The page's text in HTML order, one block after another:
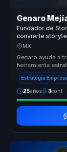
Genaro
Fundador de
convierte
para empresas y
MX
Genaro ayuda a
herramienta
que nec...
Estrategia
25años 3conf.